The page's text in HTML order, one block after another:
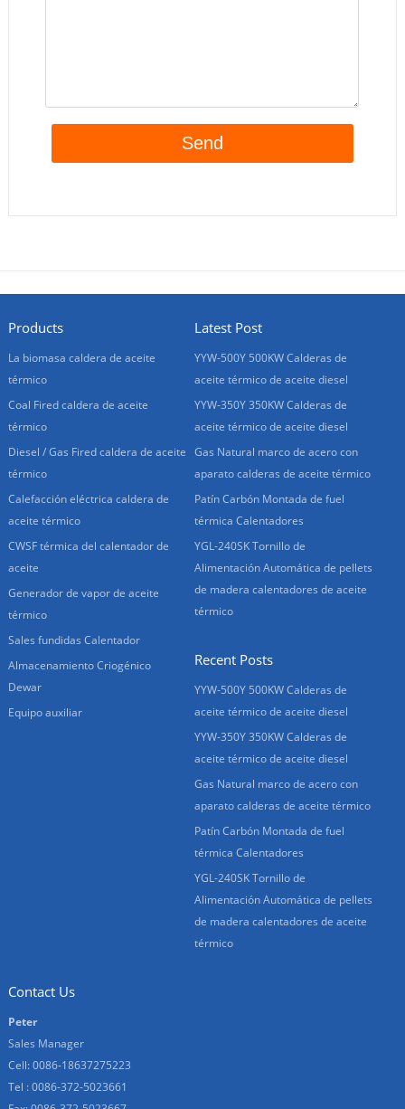
Products
La biomasa caldera de aceite
térmico
Coal Fired caldera de aceite
térmico
Diesel / Gas Fired caldera de aceite
térmico
Calefacción eléctrica caldera de
aceite térmico
CWSF térmica del calentador de
aceite
Generador de vapor de aceite
térmico
Sales fundidas Calentador
Almacenamiento Criogénico
Dewar
Equipo auxiliar
Latest Post
YYW-500Y 500KW Calderas de
aceite térmico de aceite diesel
YYW-350Y 350KW Calderas de
aceite térmico de aceite diesel
Gas Natural marco de acero con
aparato calderas de aceite térmico
Patín Carbón Montada de fuel
térmica Calentadores
YGL-240SK Tornillo de
Alimentación Automática de pellets
de madera calentadores de aceite
térmico
Recent Posts
YYW-500Y 500KW Calderas de
aceite térmico de aceite diesel
YYW-350Y 350KW Calderas de
aceite térmico de aceite diesel
Gas Natural marco de acero con
aparato calderas de aceite térmico
Patín Carbón Montada de fuel
térmica Calentadores
YGL-240SK Tornillo de
Alimentación Automática de pellets
de madera calentadores de aceite
térmico
Contact Us
Peter
Sales Manager
Cell: 0086-18637275223
Tel : 0086-372-5023661